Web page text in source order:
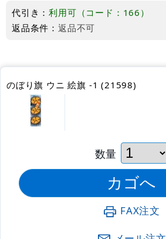
代引き：利用可（コード：166）
返品条件： 返品不可
のぼり旗 ウニ 絵旗 -1 (21598)
数量
FAX注文